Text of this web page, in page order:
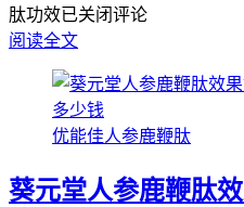
肽功效已关闭评论
阅读全文
优能佳人参鹿鞭肽
葵元堂人参鹿鞭肽